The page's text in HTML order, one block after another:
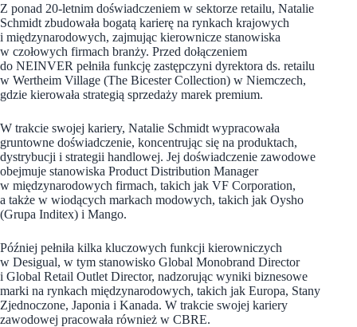
Z ponad 20-letnim doświadczeniem w sektorze retailu, Natalie
Schmidt zbudowała bogatą karierę na rynkach krajowych
i międzynarodowych, zajmując kierownicze stanowiska
w czołowych firmach branży. Przed dołączeniem
do NEINVER pełniła funkcję zastępczyni dyrektora ds. retailu
w Wertheim Village (The Bicester Collection) w Niemczech,
gdzie kierowała strategią sprzedaży marek premium.
W trakcie swojej kariery, Natalie Schmidt wypracowała
gruntowne doświadczenie, koncentrując się na produktach,
dystrybucji i strategii handlowej. Jej doświadczenie zawodowe
obejmuje stanowiska Product Distribution Manager
w międzynarodowych firmach, takich jak VF Corporation,
a także w wiodących markach modowych, takich jak Oysho
(Grupa Inditex) i Mango.
Później pełniła kilka kluczowych funkcji kierowniczych
w Desigual, w tym stanowisko Global Monobrand Director
i Global Retail Outlet Director, nadzorując wyniki biznesowe
marki na rynkach międzynarodowych, takich jak Europa, Stany
Zjednoczone, Japonia i Kanada. W trakcie swojej kariery
zawodowej pracowała również w CBRE.